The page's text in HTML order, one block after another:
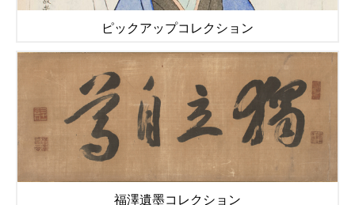
ピックアップコレクション
福澤遺墨コレクション